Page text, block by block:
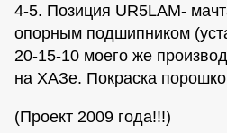
4-5. Позиция UR5LAM-
опорным подшипником
20-15-10 моего же
на ХАЗе. Покраска
(Проект 2009 года!!!)